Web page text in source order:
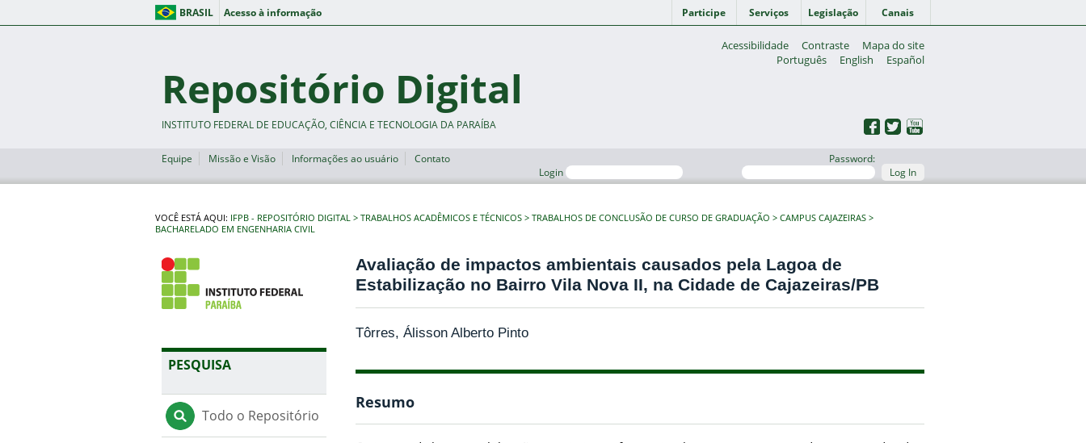
BRASIL Acesso à informação Participe Serviços Legislação Canais
Acessibilidade Contraste
Mapa do site
Português
English Español
Repositório Digital
INSTITUTO FEDERAL DE EDUCAÇÃO, CIÊNCIA E TECNOLOGIA DA PARAÍBA
Equipe Missão e Visão Informações ao usuário
Contato
Login
Password:
Log In
VOCÊ ESTÁ AQUI: IFPB - REPOSITÓRIO DIGITAL TRABALHOS ACADÊMICOS E TÉCNICOS TRABALHOS DE CONCLUSÃO DE CURSO DE GRADUAÇÃO
CAMPUS CAJAZEIRAS
BACHARELADO EM ENGENHARIA CIVIL
PESQUISA
Todo o Repositório
Avaliação de impactos ambientais causados pela Lagoa de
Estabilização no Bairro Vila Nova II, na Cidade de Cajazeiras/PB
Tôrres, Álisson Alberto Pinto
Resumo